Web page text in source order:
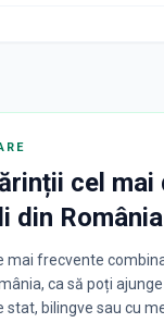
cel mai
din România
mai frecvente
ca să poți
stat, bilingve sau cu